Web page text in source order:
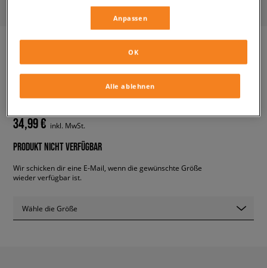
ADIDAS ADI-EASE J
34,99 € inkl. MwSt.
PRODUKT NICHT VERFÜGBAR
Wir schicken dir eine E-Mail, wenn die gewünschte Größe
wieder verfügbar ist.
Wähle die Größe
Anpassen
Alle ablehnen
OK